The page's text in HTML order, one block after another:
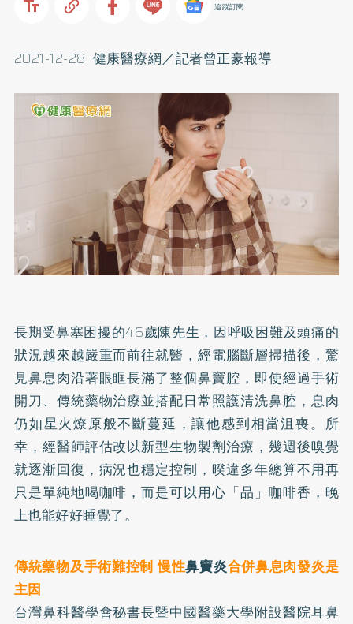
追蹤訂閱
2021-12-28 健康醫療網／記者曾正豪報導
長期受鼻塞困擾的46歲陳先生，因呼吸困難及頭痛的
狀況越來越嚴重而前往就醫，經電腦斷層掃描後，驚
見鼻息肉沿著眼眶長滿了整個鼻竇腔，即使經過手術
開刀、傳統藥物治療並搭配日常照護清洗鼻腔，息肉
仍如星火燎原般不斷蔓延，讓他感到相當沮喪。所
幸，經醫師評估改以新型生物製劑治療，幾週後嗅覺
就逐漸回復，病況也穩定控制，暌違多年總算不用再
只是單純地喝咖啡，而是可以用心「品」咖啡香，晚
上也能好好睡覺了。
傳統藥物及手術難控制 慢性鼻竇炎合併鼻息肉發炎是
主因
台灣鼻科醫學會秘書長暨中國醫藥大學附設醫院耳鼻